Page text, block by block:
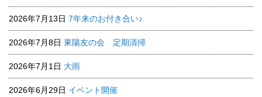
2026年7月13日 7年来のお付き合い♪
2026年7月8日 東陽友の会 定期清掃
2026年7月1日 大雨
2026年6月29日 イベント開催